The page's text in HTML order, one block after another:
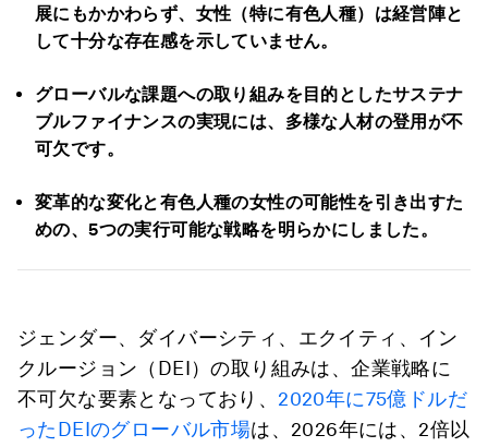
展にもかかわらず、女性（特に有色人種）は経営陣と
して十分な存在感を示していません。
グローバルな課題への取り組みを目的としたサステナ
ブルファイナンスの実現には、多様な人材の登用が不
可欠です。
変革的な変化と有色人種の女性の可能性を引き出すた
めの、5つの実行可能な戦略を明らかにしました。
ジェンダー、ダイバーシティ、エクイティ、イン
クルージョン（DEI）の取り組みは、企業戦略に
不可欠な要素となっており、 2020年に75億ドルだ
ったDEIのグローバル市場は、2026年には、2倍以